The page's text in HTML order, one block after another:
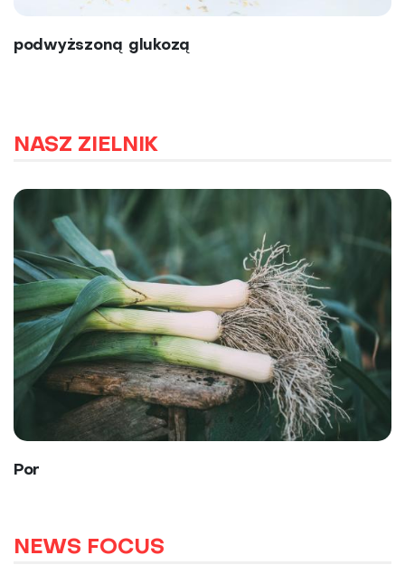
podwyższoną glukozą
NASZ ZIELNIK
Por
NEWS FOCUS